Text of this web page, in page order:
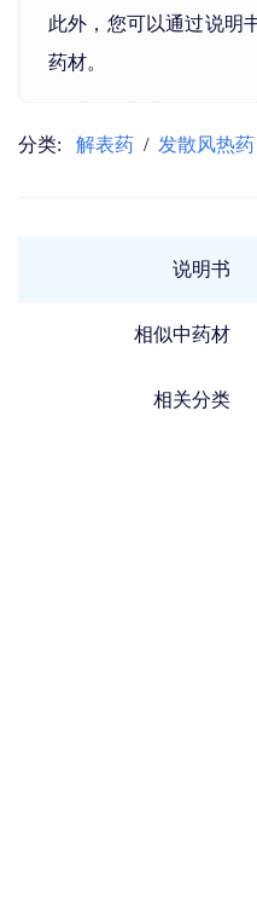
此外，您可以通过说明
药材。
分类: 解表药 / 发散风热药
说明书
相似中药材
相关分类